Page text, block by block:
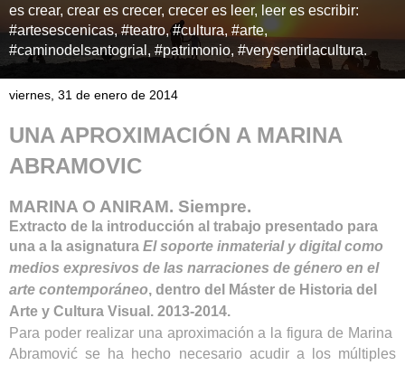
es crear, crear es crecer, crecer es leer, leer es escribir:
#artesescenicas, #teatro, #cultura, #arte,
#caminodelsantogrial, #patrimonio, #verysentirlacultura.
viernes, 31 de enero de 2014
UNA APROXIMACIÓN A MARINA
ABRAMOVIC
MARINA O ANIRAM. Siempre.
Extracto de la introducción al trabajo presentado para
una a la asignatura Elsoporte inmaterial y digital como
medios expresivos de las narraciones de género en el
arte contemporáneo, dentro del Máster de Historia del
Arte y Cultura Visual. 2013-2014.
Para poder realizar una aproximación a la figura de Marina
Abramović se ha hecho necesario acudir a los múltiples